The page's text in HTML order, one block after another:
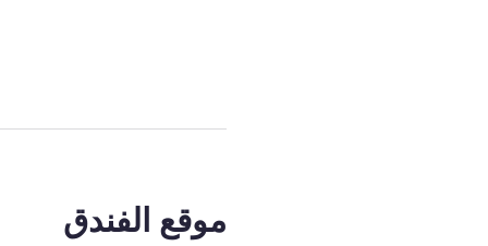
موقع الفندق